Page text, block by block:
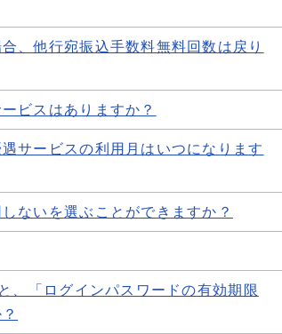
、他行宛振込手数料無料回数は戻り
ビスはありますか？
サービスの利用月はいつになります
ないを選ぶことができますか？
、「ログインパスワードの有効期限